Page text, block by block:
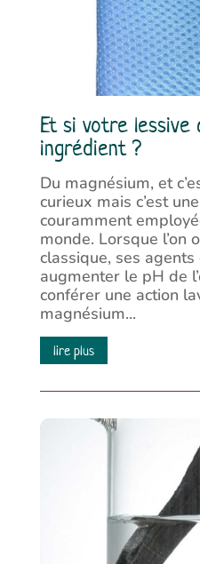
Et si votre lessive
ingrédient ?
Du magnésium, et
curieux mais c’est
couramment
monde. Lorsque l’on
classique, ses
augmenter le pH de
conférer une action
magnésium...
lire plus